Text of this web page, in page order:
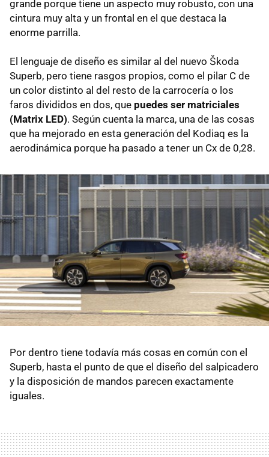
grande porque tiene un aspecto muy robusto, con una
cintura muy alta y un frontal en el que destaca la
enorme parrilla.
El lenguaje de diseño es similar al del nuevo Škoda
Superb, pero tiene rasgos propios, como el pilar C de
un color distinto al del resto de la carrocería o los
faros divididos en dos, que puedes ser matriciales
(Matrix LED). Según cuenta la marca, una de las cosas
que ha mejorado en esta generación del Kodiaq es la
aerodinámica porque ha pasado a tener un Cx de 0,28.
Por dentro tiene todavía más cosas en común con el
Superb, hasta el punto de que el diseño del salpicadero
y la disposición de mandos parecen exactamente
iguales.